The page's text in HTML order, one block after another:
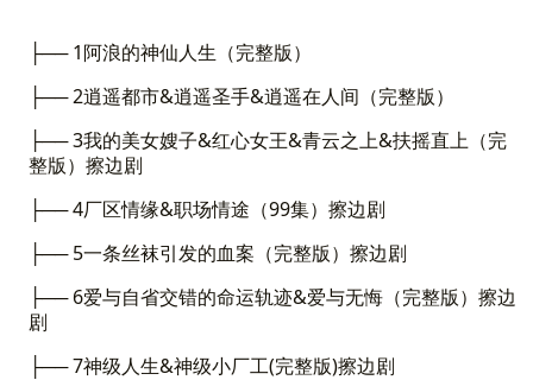
├── 1阿浪的神仙人生（完整版）
├── 2逍遥都市&逍遥圣手&逍遥在人间（完整版）
├── 3我的美女嫂子&红心女王&青云之上&扶摇直上（完
整版）擦边剧
├── 4厂区情缘&职场情途（99集）擦边剧
├── 5一条丝袜引发的血案（完整版）擦边剧
├── 6爱与自省交错的命运轨迹&爱与无悔（完整版）擦边
剧
├── 7神级人生&神级小厂工(完整版)擦边剧